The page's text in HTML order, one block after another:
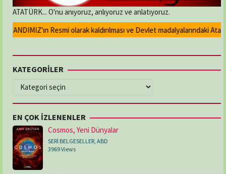
ATATÜRK... O'nu anıyoruz, anlıyoruz ve anlatıyoruz.
Resmi olarak kaldırılması ve Devlet madalyalarındaki
KATEGORİLER
KATEGORİLER
EN ÇOK İZLENENLER
Cosmos, Yeni Dünyalar
SERİ BELGESELLER, ABD
3969 Views